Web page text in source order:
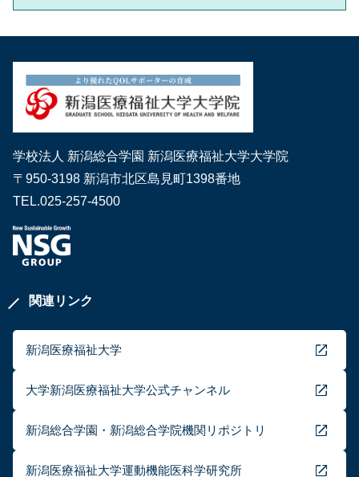
学校法人 新潟総合学園 新潟医療福祉大学大学院
〒950-3198 新潟市北区島見町1398番地
TEL.025-257-4500
関連リンク
新潟医療福祉大学
大学新潟医療福祉大学公式チャンネル
新潟総合学園・新潟総合学院機関リポジトリ
新潟医療福祉大学運動機能医科学研究所